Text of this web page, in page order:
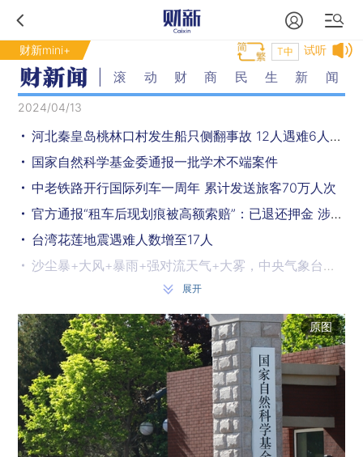
财新mini+ 试听
T中
滚动财商民生新闻
2024/04/13
河北秦皇岛桃林口村发生船只侧翻事故 12人遇难6人失联
国家自然科学基金委通报一批学术不端案件
中老铁路开行国际列车一周年 累计发送旅客70万人次
官方通报“租车后现划痕被高额索赔”：已退还押金 涉事公司被罚
台湾花莲地震遇难人数增至17人
沙尘暴+大风+暴雨+强对流天气+大雾，中央气象台五预警齐发
一季度全国共发生森林火灾75起，致6人死亡
首批130名中国籍涉赌诈违法犯罪嫌疑人从柬埔寨被押解回国
上海黄金交易所将提升黄金相关产品的保证金比例和涨跌幅度限制
云南昆明晋宁区发生森林火灾
格奥尔基耶娃连任国际货币基金组织总裁
世贸组织发布2023年全球货物贸易数据，中国连续7年保持第一
展开
原图